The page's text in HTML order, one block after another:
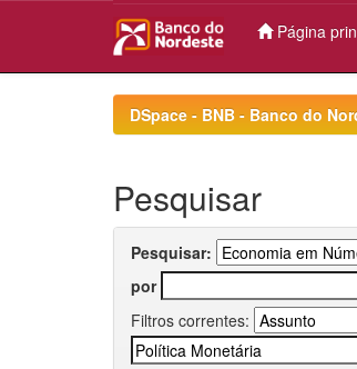
Página
DSpace - BNB - Banco do
Pesquisar
Pesquisar:
por
Filtros correntes: